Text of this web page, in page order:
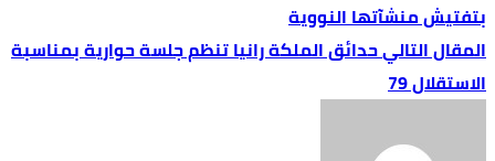
بتفتيش منشآتها النووية
حدائق الملكة رانيا تنظم جلسة حوارية بمناسبة
الاستقلال 79